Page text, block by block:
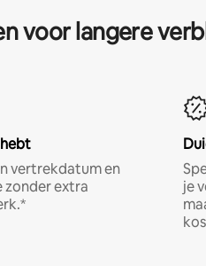
voor langere
vertrekdatum en
zonder extra
je